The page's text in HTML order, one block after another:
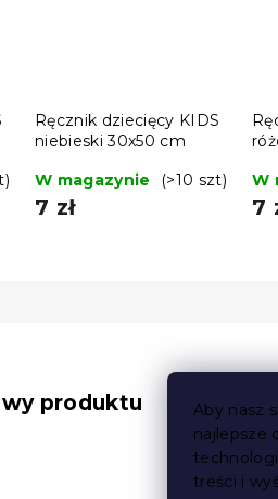
Aby nasz
najlepsze
treści i
Ręcznik dziecięcy KIDS
niebieski 30x50 cm
W magazynie
(>10 szt)
7 zł
W
7
produktu